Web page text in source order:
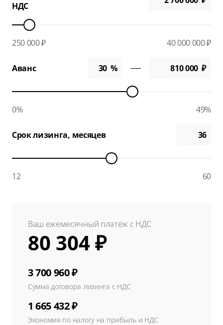
НДС
250 000 ₽ 40 000 000 ₽
Аванс
0% 49%
Срок лизинга, месяцев
12 60
Ваш ежемесячный платёж с НДС
80 304 ₽
3 700 960 ₽
Сумма договора лизинга с НДС
1 665 432 ₽
Экономия по налогу на прибыль и НДС